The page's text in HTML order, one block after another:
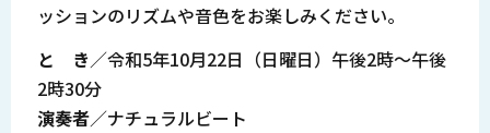
ッションのリズムや音色をお楽しみください。
と き／令和5年10月22日（日曜日）午後2時～午後
2時30分
演奏者／ナチュラルビート